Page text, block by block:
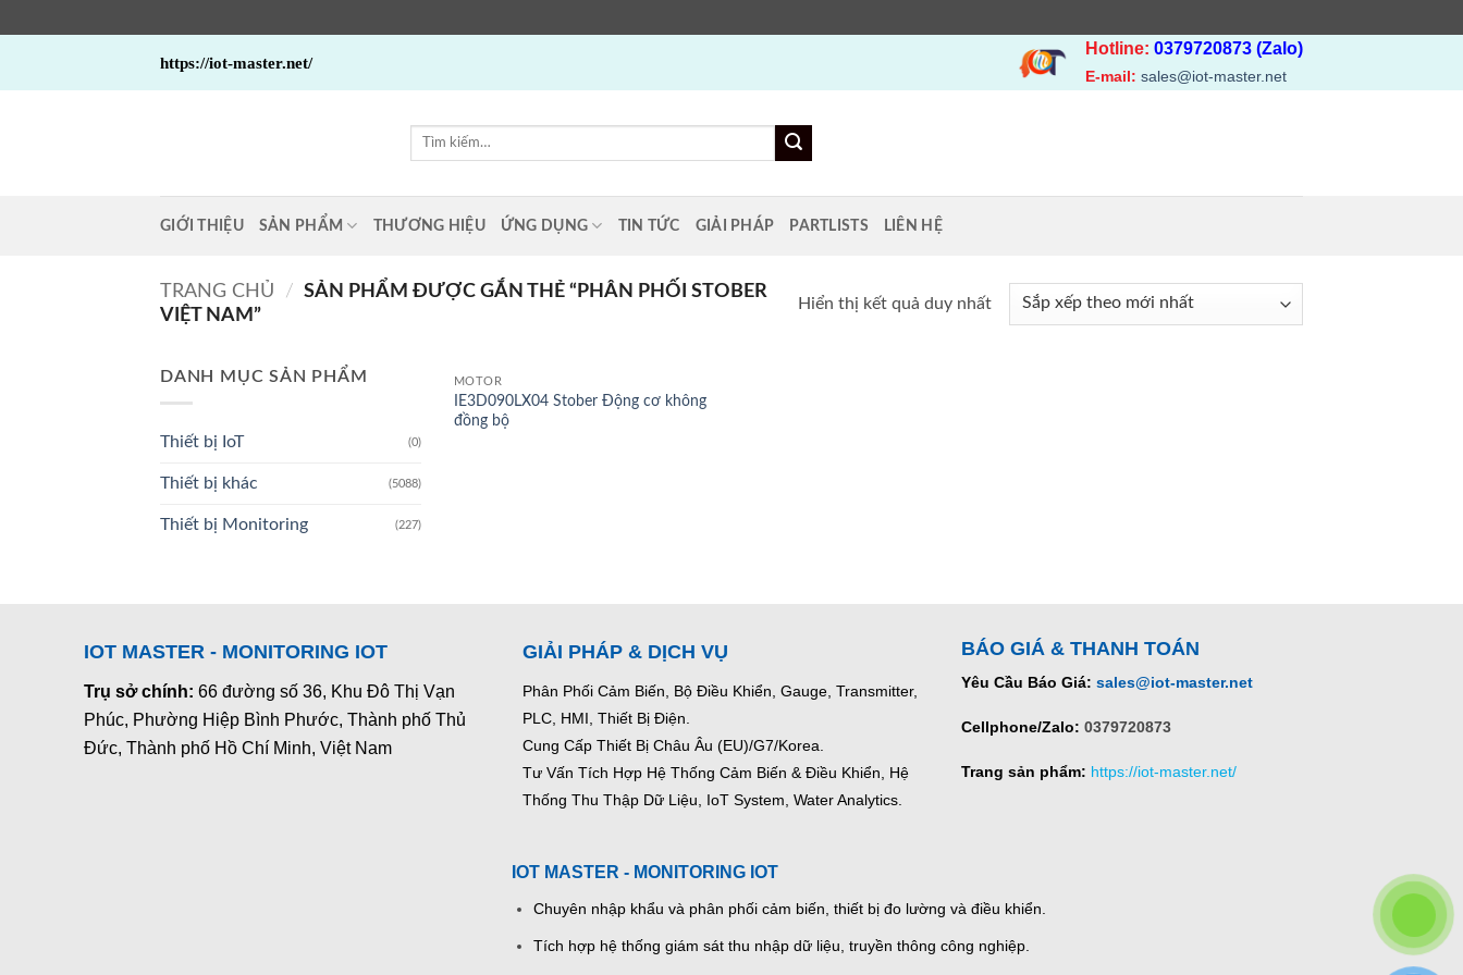
https://iot-master.net/
Hotline: 0379720873 (Zalo)
E-mail: sales@iot-master.net
Tìm
GIỚI THIỆU SẢN PHẨM THƯƠNG HIỆU ỨNG DỤNG TIN TỨC GIẢI PHÁP PARTLISTS LIÊN HỆ
TRANG CHỦ / SẢN PHẨM ĐƯỢC GẮN THẺ “PHÂN PHỐI STOBER
VIỆT NAM”
Hiển thị kết quả duy nhất
DANH MỤC SẢN PHẨM
Thiết bị IoT (0)
Thiết bị khác (5088)
Thiết bị Monitoring (227)
MOTOR
IE3D090LX04 Stober Động cơ không
đồng bộ
IOT MASTER - MONITORING IOT
Trụ sở chính: 66 đường số 36, Khu Đô Thị Vạn
Phúc, Phường Hiệp Bình Phước, Thành phố Thủ
Đức, Thành phố Hồ Chí Minh, Việt Nam
GIẢI PHÁP & DỊCH VỤ
Phân Phối Cảm Biến, Bộ Điều Khiển, Gauge, Transmitter,
PLC, HMI, Thiết Bị Điện.
Cung Cấp Thiết Bị Châu Âu (EU)/G7/Korea.
Tư Vấn Tích Hợp Hệ Thống Cảm Biến & Điều Khiển, Hệ
Thống Thu Thập Dữ Liệu, IoT System, Water Analytics.
BÁO GIÁ & THANH TOÁN
Yêu Cầu Báo Giá: sales@iot-master.net
Cellphone/Zalo: 0379720873
Trang sản phẩm: https://iot-master.net/
IOT MASTER - MONITORING IOT
Chuyên nhập khẩu và phân phối cảm biến, thiết bị đo lường và điều khiển.
Tích hợp hệ thống giám sát thu nhập dữ liệu, truyền thông công nghiệp.